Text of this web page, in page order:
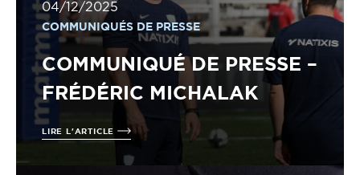
04/12/2025
COMMUNIQUÉS DE PRESSE
COMMUNIQUÉ DE PRESSE –
FRÉDÉRIC MICHALAK
LIRE L'ARTICLE